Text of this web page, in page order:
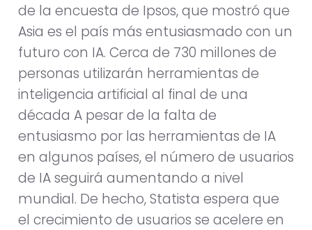
de la encuesta de Ipsos, que mostró que
Asia es el país más entusiasmado con un
futuro con IA. Cerca de 730 millones de
personas utilizarán herramientas de
inteligencia artificial al final de una
década A pesar de la falta de
entusiasmo por las herramientas de IA
en algunos países, el número de usuarios
de IA seguirá aumentando a nivel
mundial. De hecho, Statista espera que
el crecimiento de usuarios se acelere en